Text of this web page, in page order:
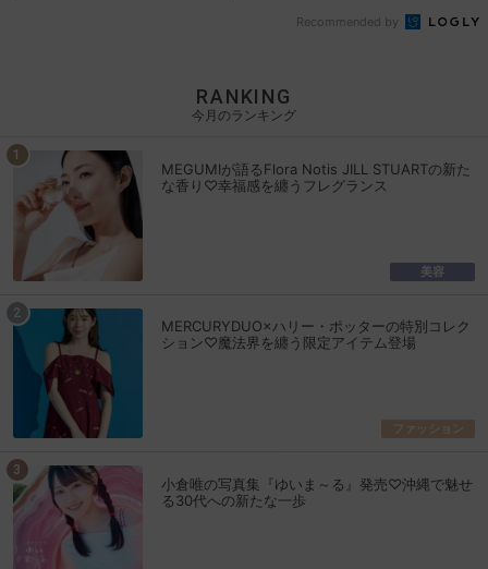
Recommended by
RANKING
今月のランキング
MEGUMIが語るFlora Notis JILL STUARTの新た
な香り♡幸福感を纏うフレグランス
美容
MERCURYDUO×ハリー・ポッターの特別コレク
ション♡魔法界を纏う限定アイテム登場
ファッション
小倉唯の写真集『ゆいま～る』発売♡沖縄で魅せ
る30代への新たな一歩